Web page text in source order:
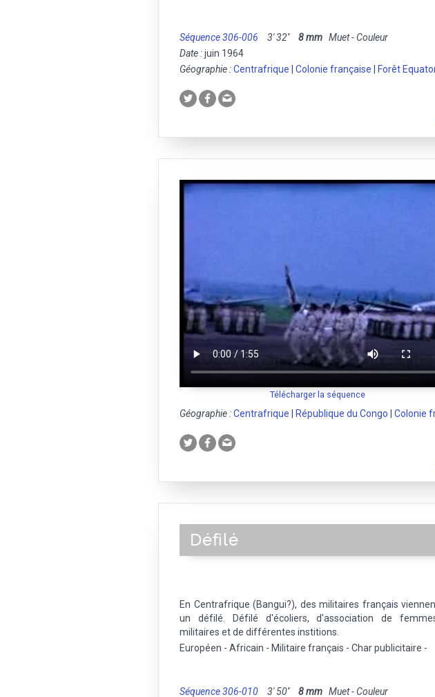
Séquence 306-006 3' 32'' 8 mm Muet - Couleur
Date :juin 1964
Géographie :Centrafrique Colonie française Forêt
Télécharger la séquence
Géographie :Centrafrique République du Congo Colonie
Défilé
En Centrafrique (Bangui?), des militaires français
un défilé. Défilé d'écoliers, d'association de
militaires et de différentes institions.
Européen - Africain - Militaire français - Char publicitaire -
Séquence 306-010 3' 50'' 8 mm Muet - Couleur